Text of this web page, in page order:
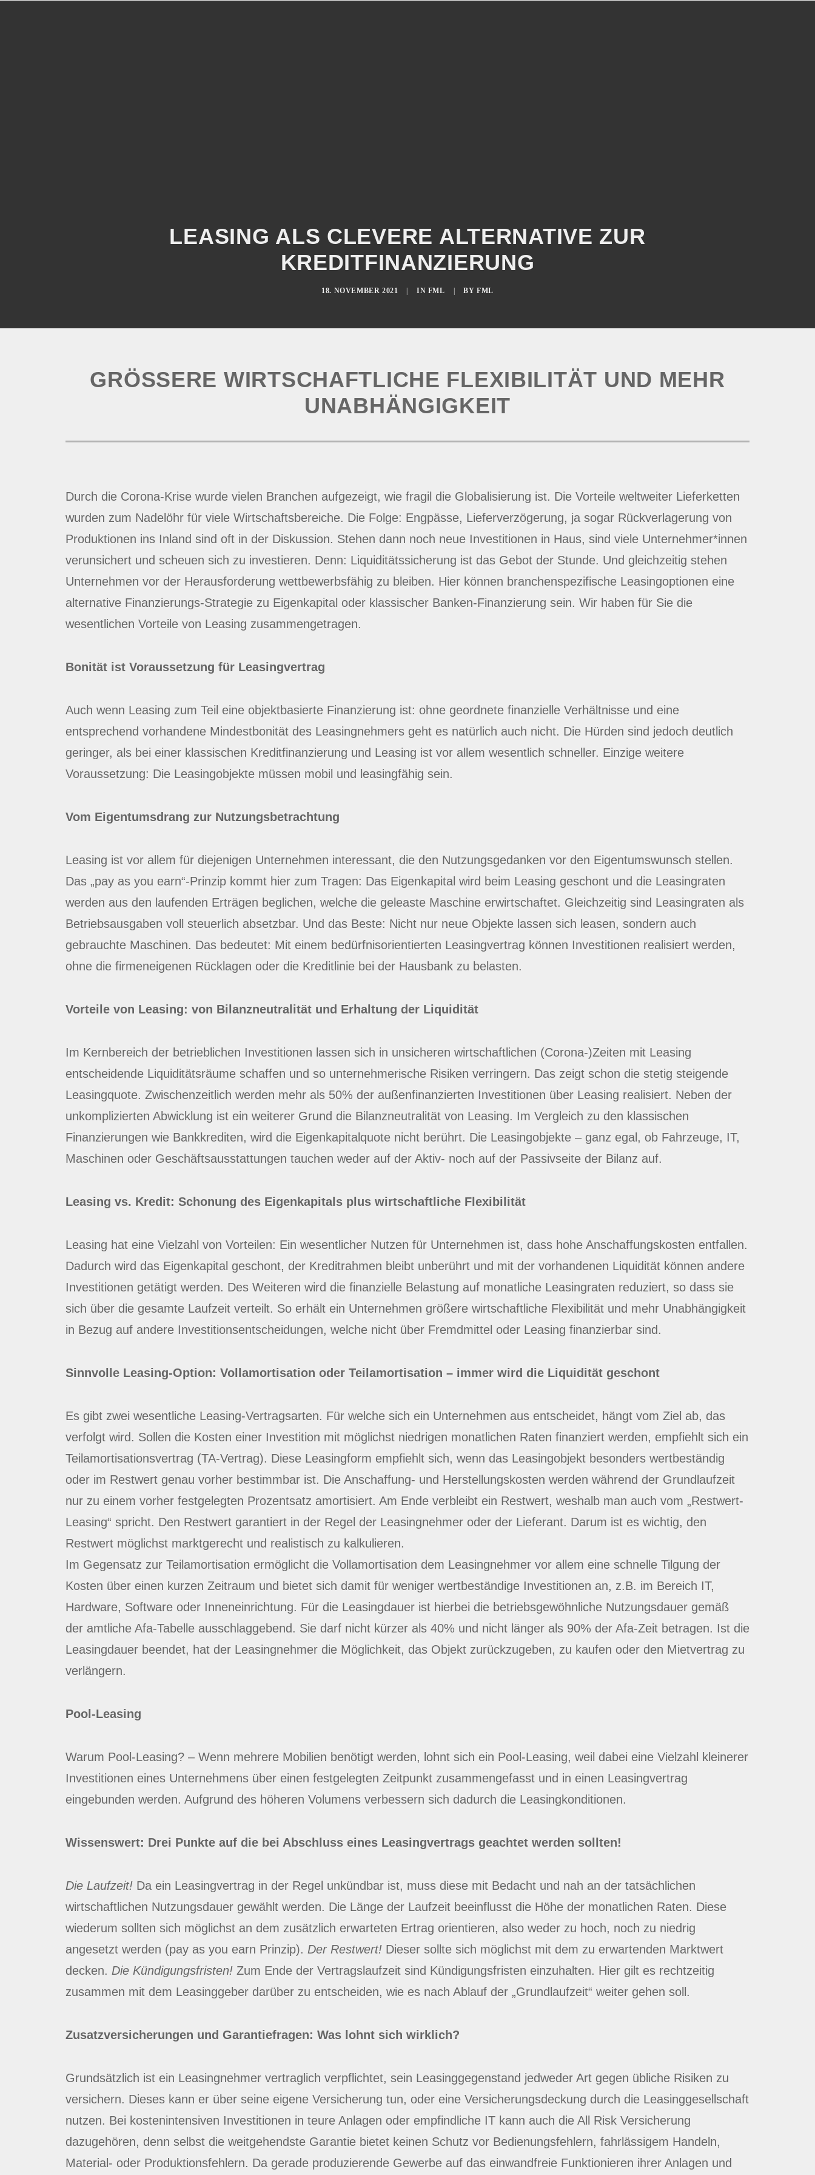
LEASING ALS CLEVERE ALTERNATIVE ZUR
KREDITFINANZIERUNG
18. NOVEMBER 2021 IN FML BYFML
GRÖSSERE WIRTSCHAFTLICHE FLEXIBILITÄT UND MEHR U
NABHÄNGIGKEIT
Durch die Corona-Krise wurde vielen Branchen aufgezeigt, wie fragil die Globalisierung ist. Die Vorteile weltweiter Lieferketten
wurden zum Nadelöhr für viele Wirtschaftsbereiche. Die Folge: Engpässe, Lieferverzögerung, ja sogar Rückverlagerung von
Produktionen ins Inland sind oft in der Diskussion. Stehen dann noch neue Investitionen in Haus, sind viele Unternehmer*innen
verunsichert und scheuen sich zu investieren. Denn: Liquiditätssicherung ist das Gebot der Stunde. Und gleichzeitig stehen
Unternehmen vor der Herausforderung wettbewerbsfähig zu bleiben. Hier können branchenspezifische Leasingoptionen eine
alternative Finanzierungs-Strategie zu Eigenkapital oder klassischer Banken-Finanzierung sein. Wir haben für Sie die
wesentlichen Vorteile von Leasing zusammengetragen.
Bonität ist Voraussetzung für Leasingvertrag
Auch wenn Leasing zum Teil eine objektbasierte Finanzierung ist: ohne geordnete finanzielle Verhältnisse und eine
entsprechend vorhandene Mindestbonität des Leasingnehmers geht es natürlich auch nicht. Die Hürden sind jedoch deutlich
geringer, als bei einer klassischen Kreditfinanzierung und Leasing ist vor allem wesentlich schneller. Einzige weitere
Voraussetzung: Die Leasingobjekte müssen mobil und leasingfähig sein.
Vom Eigentumsdrang zur Nutzungsbetrachtung
Leasing ist vor allem für diejenigen Unternehmen interessant, die den Nutzungsgedanken vor den Eigentumswunsch stellen.
Das „pay as you earn“-Prinzip kommt hier zum Tragen: Das Eigenkapital wird beim Leasing geschont und die Leasingraten
werden aus den laufenden Erträgen beglichen, welche die geleaste Maschine erwirtschaftet. Gleichzeitig sind Leasingraten als
Betriebsausgaben voll steuerlich absetzbar. Und das Beste: Nicht nur neue Objekte lassen sich leasen, sondern auch
gebrauchte Maschinen. Das bedeutet: Mit einem bedürfnisorientierten Leasingvertrag können Investitionen realisiert werden,
ohne die firmeneigenen Rücklagen oder die Kreditlinie bei der Hausbank zu belasten.
Vorteile von Leasing: von Bilanzneutralität und Erhaltung der Liquidität
Im Kernbereich der betrieblichen Investitionen lassen sich in unsicheren wirtschaftlichen (Corona-)Zeiten mit Leasing
entscheidende Liquiditätsräume schaffen und so unternehmerische Risiken verringern. Das zeigt schon die stetig steigende
Leasingquote. Zwischenzeitlich werden mehr als 50% der außenfinanzierten Investitionen über Leasing realisiert. Neben der
unkomplizierten Abwicklung ist ein weiterer Grund die Bilanzneutralität von Leasing. Im Vergleich zu den klassischen
Finanzierungen wie Bankkrediten, wird die Eigenkapitalquote nicht berührt. Die Leasingobjekte – ganz egal, ob Fahrzeuge, IT,
Maschinen oder Geschäftsausstattungen tauchen weder auf der Aktiv- noch auf der Passivseite der Bilanz auf.
Leasing vs. Kredit: Schonung des Eigenkapitals plus wirtschaftliche Flexibilität
Leasing hat eine Vielzahl von Vorteilen: Ein wesentlicher Nutzen für Unternehmen ist, dass hohe Anschaffungskosten entfallen.
Dadurch wird das Eigenkapital geschont, der Kreditrahmen bleibt unberührt und mit der vorhandenen Liquidität können andere
Investitionen getätigt werden. Des Weiteren wird die finanzielle Belastung auf monatliche Leasingraten reduziert, so dass sie
sich über die gesamte Laufzeit verteilt. So erhält ein Unternehmen größere wirtschaftliche Flexibilität und mehr Unabhängigkeit
in Bezug auf andere Investitionsentscheidungen, welche nicht über Fremdmittel oder Leasing finanzierbar sind.
Sinnvolle Leasing-Option: Vollamortisation oder Teilamortisation – immer wird die Liquidität geschont
Es gibt zwei wesentliche Leasing-Vertragsarten. Für welche sich ein Unternehmen aus entscheidet, hängt vom Ziel ab, das
verfolgt wird. Sollen die Kosten einer Investition mit möglichst niedrigen monatlichen Raten finanziert werden, empfiehlt sich ein
Teilamortisationsvertrag (TA-Vertrag). Diese Leasingform empfiehlt sich, wenn das Leasingobjekt besonders wertbeständig
oder im Restwert genau vorher bestimmbar ist. Die Anschaffung- und Herstellungskosten werden während der Grundlaufzeit
nur zu einem vorher festgelegten Prozentsatz amortisiert. Am Ende verbleibt ein Restwert, weshalb man auch vom „Restwert-
Leasing“ spricht. Den Restwert garantiert in der Regel der Leasingnehmer oder der Lieferant. Darum ist es wichtig, den
Restwert möglichst marktgerecht und realistisch zu kalkulieren.
Im Gegensatz zur Teilamortisation ermöglicht die Vollamortisation dem Leasingnehmer vor allem eine schnelle Tilgung der
Kosten über einen kurzen Zeitraum und bietet sich damit für weniger wertbeständige Investitionen an, z.B. im Bereich IT,
Hardware, Software oder Inneneinrichtung. Für die Leasingdauer ist hierbei die betriebsgewöhnliche Nutzungsdauer gemäß
der amtliche Afa-Tabelle ausschlaggebend. Sie darf nicht kürzer als 40% und nicht länger als 90% der Afa-Zeit betragen. Ist die
Leasingdauer beendet, hat der Leasingnehmer die Möglichkeit, das Objekt zurückzugeben, zu kaufen oder den Mietvertrag zu
verlängern.
Pool-Leasing
Warum Pool-Leasing? – Wenn mehrere Mobilien benötigt werden, lohnt sich ein Pool-Leasing, weil dabei eine Vielzahl kleinerer
Investitionen eines Unternehmens über einen festgelegten Zeitpunkt zusammengefasst und in einen Leasingvertrag
eingebunden werden. Aufgrund des höheren Volumens verbessern sich dadurch die Leasingkonditionen.
Wissenswert: Drei Punkte auf die bei Abschluss eines Leasingvertrags geachtet werden sollten!
Die Laufzeit! Da ein Leasingvertrag in der Regel unkündbar ist, muss diese mit Bedacht und nah an der tatsächlichen
wirtschaftlichen Nutzungsdauer gewählt werden. Die Länge der Laufzeit beeinflusst die Höhe der monatlichen Raten. Diese
wiederum sollten sich möglichst an dem zusätzlich erwarteten Ertrag orientieren, also weder zu hoch, noch zu niedrig
angesetzt werden (pay as you earn Prinzip). Der Restwert! Dieser sollte sich möglichst mit dem zu erwartenden Marktwert
decken. Die Kündigungsfristen! Zum Ende der Vertragslaufzeit sind Kündigungsfristen einzuhalten. Hier gilt es rechtzeitig
zusammen mit dem Leasinggeber darüber zu entscheiden, wie es nach Ablauf der „Grundlaufzeit“ weiter gehen soll.
Zusatzversicherungen und Garantiefragen: Was lohnt sich wirklich?
Grundsätzlich ist ein Leasingnehmer vertraglich verpflichtet, sein Leasinggegenstand jedweder Art gegen übliche Risiken zu
versichern. Dieses kann er über seine eigene Versicherung tun, oder eine Versicherungsdeckung durch die Leasinggesellschaft
nutzen. Bei kostenintensiven Investitionen in teure Anlagen oder empfindliche IT kann auch die All Risk Versicherung
dazugehören, denn selbst die weitgehendste Garantie bietet keinen Schutz vor Bedienungsfehlern, fahrlässigem Handeln,
Material- oder Produktionsfehlern. Da gerade produzierende Gewerbe auf das einwandfreie Funktionieren ihrer Anlagen und